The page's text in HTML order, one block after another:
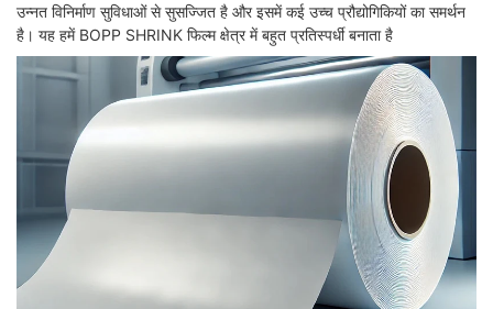
उन्नत विनिर्माण सुविधाओं से सुसज्जित है और इसमें कई उच्च प्रौद्योगिकियों का समर्थन
है। यह हमें BOPP SHRINK फिल्म क्षेत्र में बहुत प्रतिस्पर्धी बनाता है